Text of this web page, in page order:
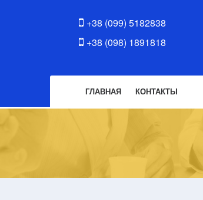
+38 (099) 5182838
+38 (098) 1891818
ГЛАВНАЯ КОНТАКТЫ